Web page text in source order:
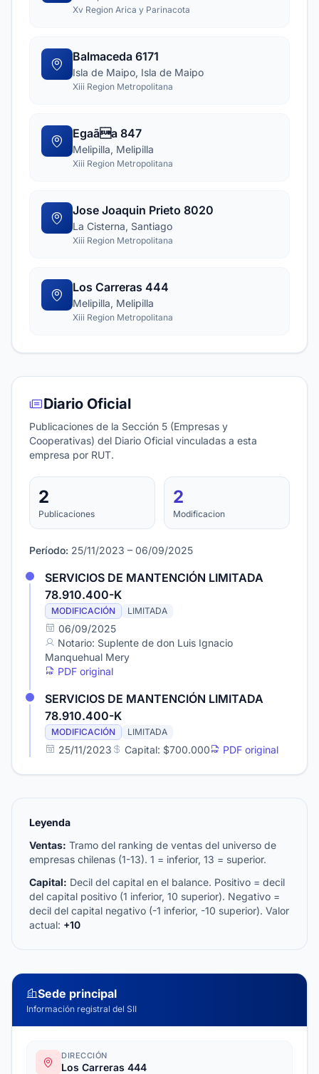
Xv Region Arica y Parinacota
Balmaceda 6171
Isla de Maipo, Isla de Maipo
Xiii Region Metropolitana
Egaãa 847
Melipilla, Melipilla
Xiii Region Metropolitana
Jose Joaquin Prieto 8020
La Cisterna, Santiago
Xiii Region Metropolitana
Los Carreras 444
Melipilla, Melipilla
Xiii Region Metropolitana
Diario Oficial
Publicaciones de la Sección 5 (Empresas y
Cooperativas) del Diario Oficial vinculadas a esta
empresa por RUT.
2
Publicaciones
2
Modificacion
Período: 25/11/2023 – 06/09/2025
SERVICIOS DE MANTENCIÓN LIMITADA
78.910.400-K
MODIFICACIÓN LIMITADA
06/09/2025
Notario: Suplente de don Luis Ignacio
Manquehual Mery
PDF original
SERVICIOS DE MANTENCIÓN LIMITADA
78.910.400-K
MODIFICACIÓN LIMITADA
25/11/2023 Capital: $700.000 PDF original
Leyenda
Ventas: Tramo del ranking de ventas del universo de
empresas chilenas (1-13). 1 = inferior, 13 = superior.
Capital: Decil del capital en el balance. Positivo = decil
del capital positivo (1 inferior, 10 superior). Negativo =
decil del capital negativo (-1 inferior, -10 superior). Valor
actual: +10
Sede principal
Información registral del SII
DIRECCIÓN
Los Carreras 444